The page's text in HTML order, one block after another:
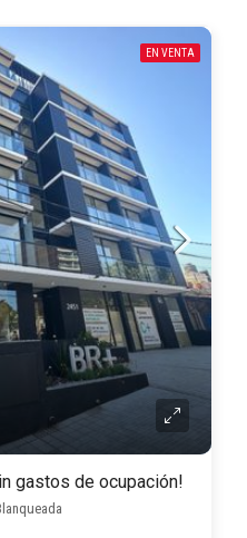
EN VENTA
gastos de ocupación!